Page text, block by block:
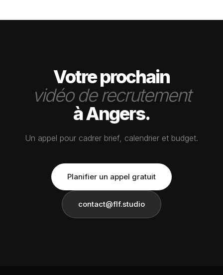
Votre prochain
vidéo de recrutement
à Angers.
Un appel pour cadrer brief, calendrier et budget.
Planifier un appel gratuit
contact@flf.studio